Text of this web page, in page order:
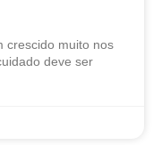
crescido muito nos
deve ser